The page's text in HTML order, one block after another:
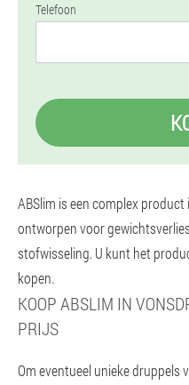
Telefoon
ABSlim is een complex
ontworpen voor
stofwisseling. U kunt het
kopen.
KOOP ABSLIM IN
PRIJS
Om eventueel unieke druppels